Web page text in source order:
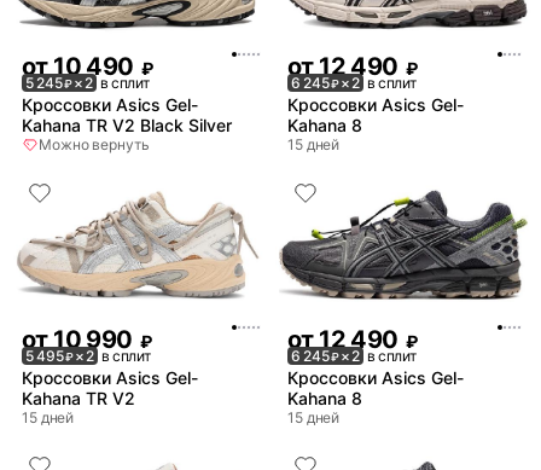
от10 490 ₽
5 245₽× 2 в сплит
Кроссовки Asics Gel-
Kahana TR V2 Black Silver
Можно вернуть
от12 490 ₽
6 245₽× 2 в сплит
Кроссовки Asics Gel-
Kahana 8
15 дней
от 10 990 ₽
5 495₽× 2 в сплит
Кроссовки Asics Gel-
Kahana TR V2
15 дней
от 12 490 ₽
6 245₽× 2 в сплит
Кроссовки Asics Gel-
Kahana 8
15 дней